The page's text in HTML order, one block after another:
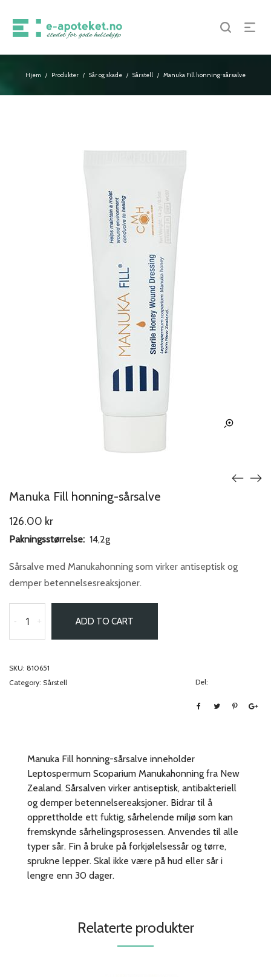
Hjem / Produkter / Sår og skade / Sårstell / Manuka Fill honning-sårsalve
Manuka Fill honning-sårsalve
126.00 kr
Pakningsstørrelse: 14,2g
Sårsalve med Manukahonning som virker antiseptisk og
demper betennelsesreaksjoner.
- + ADD TO CART
SKU: 810651
Category: Sårstell Del:
Manuka Fill honning-sårsalve inneholder
Leptospermum Scoparium Manukahonning fra New
Zealand. Sårsalven virker antiseptisk, antibakteriell
og demper betennelsereaksjoner. Bidrar til å
opprettholde ett fuktig, sårhelende miljø som kan
fremskynde sårhelingsprosessen. Anvendes til alle
typer sår. Fin å bruke på forkjølelsessår og tørre,
sprukne lepper. Skal ikke være på hud eller sår i
lengre enn 30 dager.
Relaterte produkter